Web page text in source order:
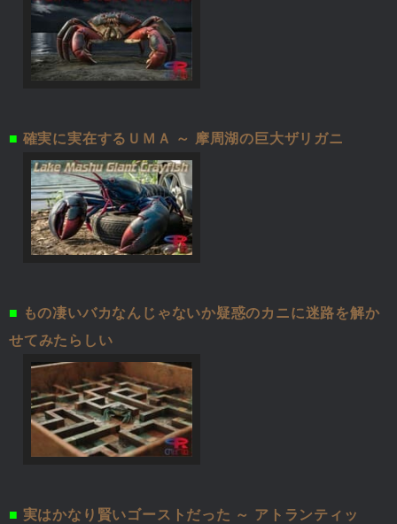
■ 確実に実在するＵＭＡ ～ 摩周湖の巨大ザリガニ
■ もの凄いバカなんじゃないか疑惑のカニに迷路を解か
せてみたらしい
■ 実はかなり賢いゴーストだった ～ アトランティッ